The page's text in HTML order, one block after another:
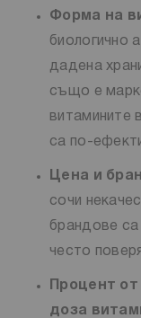
Форма на
биологично
дадена
също е
витамините
са по-
Цена и
сочи
брандове са
често
Процент
доза